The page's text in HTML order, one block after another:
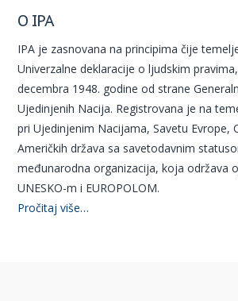
O IPA
IPA je zasnovana na principima čije
Univerzalne deklaracije o ljudskim
decembra 1948. godine od strane
Ujedinjenih Nacija. Registrovana je na
pri Ujedinjenim Nacijama, Savetu Evrope,
Američkih država sa savetodavnim
međunarodna organizacija, koja održava
UNESKO-m i EUROPOLOM.
Pročitaj više…